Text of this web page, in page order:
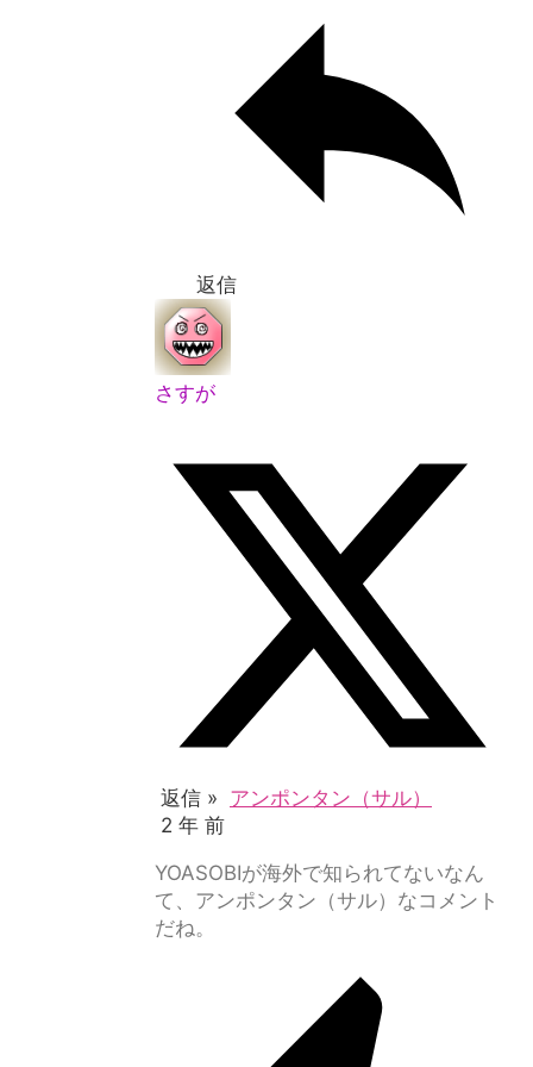
返信
さすが
返信 » アンポンタン（サル）
2 年 前
YOASOBIが海外で知られてないなん
て、アンポンタン（サル）なコメント
だね。